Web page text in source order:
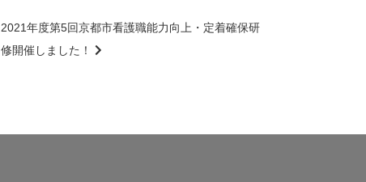
2021年度第5回京都市看護職能力向上・定着確保研
修開催しました！